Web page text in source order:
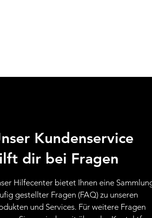
Kundenservice
dir bei Fragen
Hilfecenter bietet Ihnen eine
gestellter Fragen (FAQ) zu unseren
und Services. Für weitere Fragen